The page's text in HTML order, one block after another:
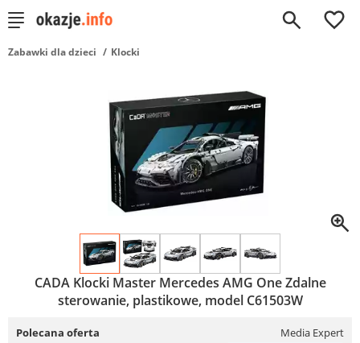
0
Zabawki dla dzieci Klocki
CADA Klocki Master Mercedes AMG One Zdalne
sterowanie, plastikowe, model C61503W
Polecana oferta Media Expert